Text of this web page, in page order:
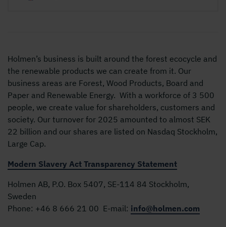
Holmen’s business is built around the forest ecocycle and
the renewable products we can create from it. Our
business areas are Forest, Wood Products, Board and
Paper and Renewable Energy. With a workforce of 3 500
people, we create value for shareholders, customers and
society. Our turnover for 2025 amounted to almost SEK
22 billion and our shares are listed on Nasdaq Stockholm,
Large Cap.
Modern Slavery Act Transparency Statement
Holmen AB, P.O. Box 5407, SE-114 84 Stockholm,
Sweden
Phone: +46 8 666 21 00 E-mail: info@holmen.com